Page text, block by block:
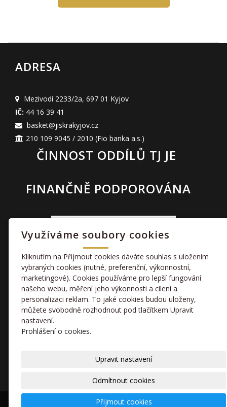
ADRESA
Mezivodí 2233/2a, 697 01 Kyjov
IČ: 44 16 39 41
basket@jiskrakyjov.cz
210 109 9045 / 2010 (Fio banka a.s.)
ČINNOST ODDÍLŮ TJ JE
FINANČNĚ PODPOROVÁNA
TAKÉ NÁS NAJDETE
kamera
Využíváme soubory cookies
Kliknutím na Přijmout cookies dáváte souhlas s uložením
vybraných cookies (nutné, preferenční, výkonnostní,
marketingové). Cookies používáme pro lepší fungování
našeho webu, měření jeho výkonnosti a cílení a
personalizaci reklam. To jaké cookies budou uloženy,
můžete svobodně rozhodnout pod tlačítkem Upravit
nastavení.
Prohlášení o cookies.
Upravit nastavení
Odmítnout cookies
Přijmout cookies